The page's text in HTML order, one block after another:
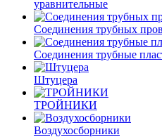
уравнительные
Соединения трубных
Соединения трубные
Штуцера
ТРОЙНИКИ
Воздухосборники